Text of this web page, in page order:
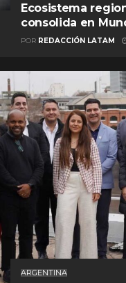
Ecosistema
consolida en
POR REDACCIÓN LATAM
ARGENTINA